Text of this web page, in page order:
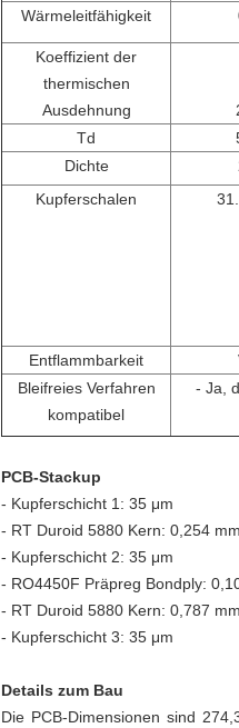
Wärmeleitfähigkeit
Koeffizient der
thermischen
Ausdehnung
Td
Dichte
Kupferschalen
Entflammbarkeit
Bleifreies Verfahren
kompatibel
- Ja,
PCB-Stackup
- Kupferschicht 1: 35 μm
- RT Duroid 5880 Kern: 0,254
- Kupferschicht 2: 35 μm
- RO4450F Präpreg Bondply:
- RT Duroid 5880 Kern: 0,787
- Kupferschicht 3: 35 μm
Details zum Bau
Die PCB-Dimensionen sind